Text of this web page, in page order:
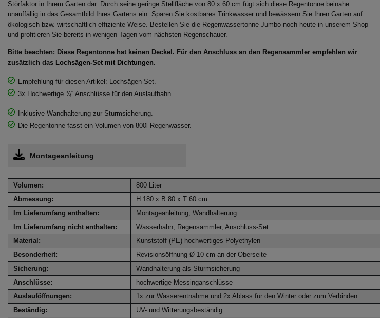
Störfaktor in Ihrem Garten dar. Durch seine geringe Stellfläche von 80 x 60 cm fügt sich diese Regentonne beinahe
unauffällig in das Gesamtbild Ihres Gartens ein. Sparen Sie kostbares Trinkwasser und bewässern Sie Ihren Garten auf
ökologisch bzw. wirtschaftlich effiziente Weise. Bestellen Sie die Regenwassertonne Jumbo noch heute in unserem Shop
und profitieren Sie bereits in wenigen Tagen vom nächsten Regenschauer.
Bitte beachten: Diese Regentonne hat keinen Deckel. Für den Anschluss an den Regensammler empfehlen wir
zusätzlich das Lochsägen-Set mit Dichtungen.
Empfehlung für diesen Artikel: Lochsägen-Set.
3x Hochwertige ¾“ Anschlüsse für den Auslaufhahn.
Inklusive Wandhalterung zur Sturmsicherung.
Die Regentonne fasst ein Volumen von 800l Regenwasser.
Montageanleitung
Volumen:
800 Liter
Abmessung:
H 180 x B 80 x T 60 cm
Im Lieferumfang enthalten:
Montageanleitung, Wandhalterung
Im Lieferumfang nicht enthalten:
Wasserhahn, Regensammler, Anschluss-Set
Material:
Kunststoff (PE) hochwertiges Polyethylen
Besonderheit:
Revisionsöffnung Ø 10 cm an der Oberseite
Sicherung:
Wandhalterung als Sturmsicherung
Anschlüsse:
hochwertige Messinganschlüsse
Auslauföffnungen:
1x zur Wasserentnahme und 2x Ablass für den Winter oder zum Verbinden
Beständig:
UV- und Witterungsbeständig